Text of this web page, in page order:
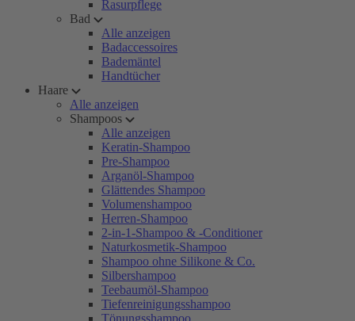
Rasurpflege
Bad
Alle anzeigen
Badaccessoires
Bademäntel
Handtücher
Haare
Alle anzeigen
Shampoos
Alle anzeigen
Keratin-Shampoo
Pre-Shampoo
Arganöl-Shampoo
Glättendes Shampoo
Volumenshampoo
Herren-Shampoo
2-in-1-Shampoo & -Conditioner
Naturkosmetik-Shampoo
Shampoo ohne Silikone & Co.
Silbershampoo
Teebaumöl-Shampoo
Tiefenreinigungsshampoo
Tönungsshampoo